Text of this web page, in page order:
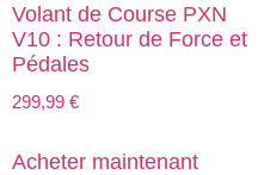
Volant de Course PXN
V10 : Retour de Force et
Pédales
299,99 €
Acheter maintenant